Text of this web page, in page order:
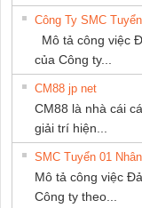
Công Ty SMC
Mô tả công việc
của Công ty...
CM88 jp net
CM88 là nhà cái
giải trí hiện...
SMC Tuyển 01
Mô tả công việc
Công ty theo...